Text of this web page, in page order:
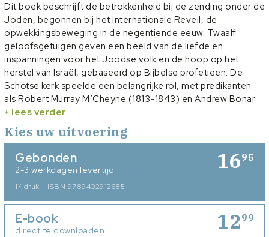
Dit boek beschrijft de betrokkenheid bij de zending onder de
Joden, begonnen bij het internationale Reveil, de
opwekkingsbeweging in de negentiende eeuw. Twaalf
geloofsgetuigen geven een beeld van de liefde en
inspanningen voor het Joodse volk en de hoop op het
herstel van Israël, gebaseerd op Bijbelse profetieën. De
Schotse kerk speelde een belangrijke rol, met predikanten
als Robert Murray M’Cheyne (1813-1843) en Andrew Bonar
(1810-1892) die naar Palestina reisden om
zendingsmogelijkheden te verkennen. Isaäc da Costa (1798-
1860) en Abraham Capadose (1795-1874), beiden bekeerde
Joden, zetten zich in Nederland in voor evangelisatie onder
hun volksgenoten. Ook Willem ten Boom (1886-1946), de
vader van Corrie ten Boom, en anderen komen ter sprake,
die dezelfde drang hadden om Joden voor Christus te
winnen. Het meeleven met de huidige staat Israël wordt door
het lezen van deze getuigenissen versterkt.
+ lees verder
Kies uw uitvoering
1695
Gebonden
2-3 werkdagen levertijd
1 e druk ISBN 9789402912685
1299
E-book
direct te downloaden